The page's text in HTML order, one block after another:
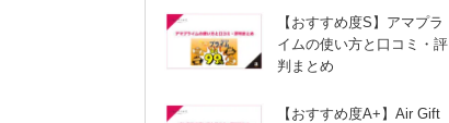
【おすすめ度S】アマプラ
イムの使い方と口コミ・評
判まとめ
【おすすめ度A+】Air Gift